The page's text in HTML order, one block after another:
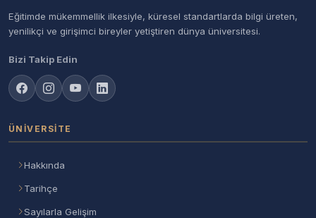
Eğitimde mükemmellik ilkesiyle, küresel standartlarda bilgi üreten,
yenilikçi ve girişimci bireyler yetiştiren dünya üniversitesi.
Bizi Takip Edin
ÜNIVERSITE
Hakkında
Tarihçe
Sayılarla Gelişim